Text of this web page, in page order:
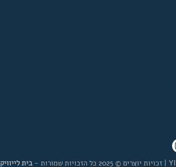
זכויות יוצרים © 2025 כל הזכויות שמורות - בית לייוויק |